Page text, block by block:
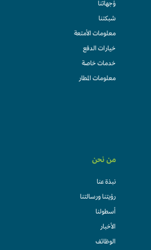
وُجهاتنا
شبكتنا
معلومات الأمتعة
خيارات الدفع
خدمات خاصة
معلومات المطار
من نحن
نبذة عنا
رؤيتنا ورسالتنا
أسطولنا
الأخبار
الوظائف